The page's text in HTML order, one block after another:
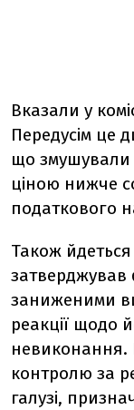
Вказали у
Передусім це
що змушували
ціною нижче
податкового
Також
затверджував
заниженими
реакції щодо
невиконання.
контролю за
галузі,